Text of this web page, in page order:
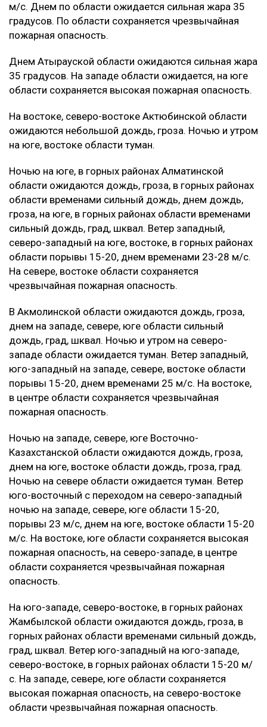
м/с. Днем по области ожидается сильная жара 35
градусов. По области сохраняется чрезвычайная
пожарная опасность.
Днем Атырауской области ожидаются сильная жара
35 градусов. На западе области ожидается, на юге
области сохраняется высокая пожарная опасность.
На востоке, северо-востоке Актюбинской области
ожидаются небольшой дождь, гроза. Ночью и утром
на юге, востоке области туман.
Ночью на юге, в горных районах Алматинской
области ожидаются дождь, гроза, в горных районах
области временами сильный дождь, днем дождь,
гроза, на юге, в горных районах области временами
сильный дождь, град, шквал. Ветер западный,
северо-западный на юге, востоке, в горных районах
области порывы 15-20, днем временами 23-28 м/с.
На севере, востоке области сохраняется
чрезвычайная пожарная опасность.
В Акмолинской области ожидаются дождь, гроза,
днем на западе, севере, юге области сильный
дождь, град, шквал. Ночью и утром на северо-
западе области ожидается туман. Ветер западный,
юго-западный на западе, севере, востоке области
порывы 15-20, днем временами 25 м/с. На востоке,
в центре области сохраняется чрезвычайная
пожарная опасность.
Ночью на западе, севере, юге Восточно-
Казахстанской области ожидаются дождь, гроза,
днем на юге, востоке области дождь, гроза, град.
Ночью на севере области ожидается туман. Ветер
юго-восточный с переходом на северо-западный
ночью на западе, севере, юге области 15-20,
порывы 23 м/с, днем на юге, востоке области 15-20
м/с. На востоке, юге области сохраняется высокая
пожарная опасность, на северо-западе, в центре
области сохраняется чрезвычайная пожарная
опасность.
На юго-западе, северо-востоке, в горных районах
Жамбылской области ожидаются дождь, гроза, в
горных районах области временами сильный дождь,
град, шквал. Ветер юго-западный на юго-западе,
северо-востоке, в горных районах области 15-20 м/
с. На западе, севере, юге области сохраняется
высокая пожарная опасность, на северо-востоке
области чрезвычайная пожарная опасность.